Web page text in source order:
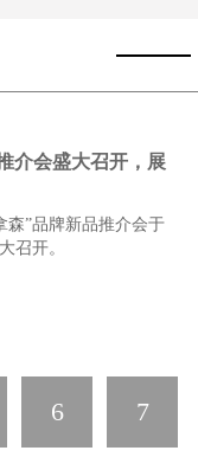
介会盛大召开，展
森”品牌新品推介会于
召开。
6 7